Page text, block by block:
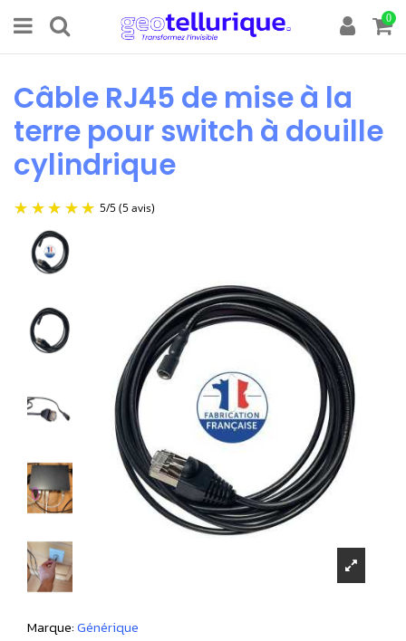
0
Câble RJ45 de mise à la
terre pour switch à douille
cylindrique
Marque:Générique